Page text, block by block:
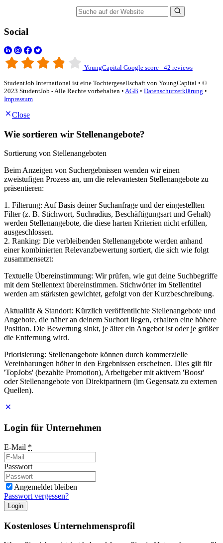
Social
YoungCapital Google score - 42 reviews
StudentJob International ist eine Tochtergesellschaft von YoungCapital • ©
2023 StudentJob - Alle Rechte vorbehalten • AGB • Datenschutzerklärung •
Impressum
Close
Wie sortieren wir Stellenangebote?
Sortierung von Stellenangeboten
Beim Anzeigen von Suchergebnissen wenden wir einen
zweistufigen Prozess an, um die relevantesten Stellenangebote zu
präsentieren:
1. Filterung: Auf Basis deiner Suchanfrage und der eingestellten
Filter (z. B. Stichwort, Suchradius, Beschäftigungsart und Gehalt)
werden Stellenangebote, die diese harten Kriterien nicht erfüllen,
ausgeschlossen.
2. Ranking: Die verbleibenden Stellenangebote werden anhand
einer kombinierten Relevanzbewertung sortiert, die sich wie folgt
zusammensetzt:
Textuelle Übereinstimmung: Wir prüfen, wie gut deine Suchbegriffe
mit dem Stellentext übereinstimmen. Stichwörter im Stellentitel
werden am stärksten gewichtet, gefolgt von der Kurzbeschreibung.
Aktualität & Standort: Kürzlich veröffentlichte Stellenangebote und
Angebote, die näher an deinem Suchort liegen, erhalten eine höhere
Position. Die Bewertung sinkt, je älter ein Angebot ist oder je größer
die Entfernung wird.
Priorisierung: Stellenangebote können durch kommerzielle
Vereinbarungen höher in den Ergebnissen erscheinen. Dies gilt für
'TopJobs' (bezahlte Promotion), Arbeitgeber mit aktivem 'Boost'
oder Stellenangebote von Direktpartnern (im Gegensatz zu externen
Quellen).
Login für Unternehmen
E-Mail *
Passwort
Angemeldet bleiben
Passwort vergessen?
Login
Kostenloses Unternehmensprofil